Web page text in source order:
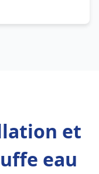
et
eau